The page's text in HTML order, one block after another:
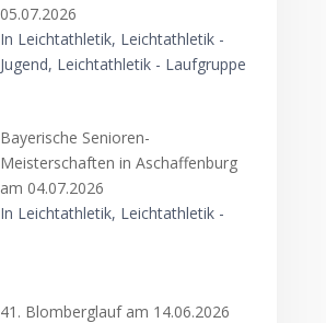
05.07.2026
In Leichtathletik, Leichtathletik -
Jugend, Leichtathletik - Laufgruppe
Bayerische Senioren-
Meisterschaften in Aschaffenburg
am 04.07.2026
In Leichtathletik, Leichtathletik -
41. Blomberglauf am 14.06.2026